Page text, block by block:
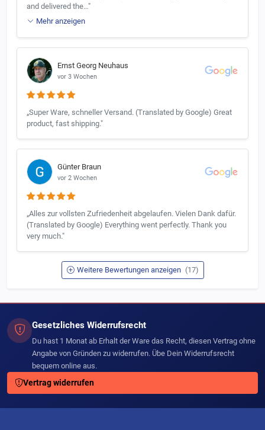
and delivered the…"
Mehr anzeigen
Ernst Georg Neuhaus
vor 3 Wochen
„Super Ware, schneller Versand. (Translated by Google) Great
product, fast shipping."
Günter Braun
vor 2 Wochen
„Alles zur vollsten Zufriedenheit abgelaufen. Vielen Dank dafür.
(Translated by Google) Everything went perfectly. Thank you
very much."
Weitere Bewertungen anzeigen (17)
Gesetzliches Widerrufsrecht
Du hast 1 Monat ab Erhalt der Ware das Recht, diesen Vertrag ohne
Angabe von Gründen zu widerrufen. Übe Dein Widerrufsrecht
bequem online aus.
Vertrag widerrufen